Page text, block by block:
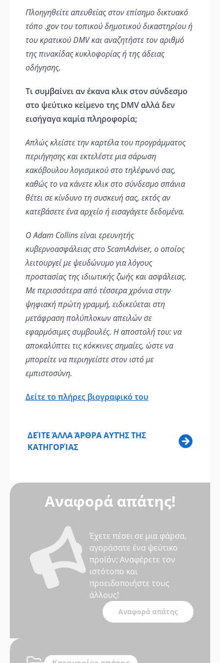
Πλοηγηθείτε απευθείας στον επίσημο δικτυακό
τόπο .gov του τοπικού δημοτικού δικαστηρίου ή
του κρατικού DMV και αναζητήστε τον αριθμό
της πινακίδας κυκλοφορίας ή της άδειας
οδήγησης.
Τι συμβαίνει αν έκανα κλικ στον σύνδεσμο
στο ψεύτικο κείμενο της DMV αλλά δεν
εισήγαγα καμία πληροφορία;
Απλώς κλείστε την καρτέλα του προγράμματος
περιήγησης και εκτελέστε μια σάρωση
κακόβουλου λογισμικού στο τηλέφωνό σας,
καθώς το να κάνετε κλικ στο σύνδεσμο σπάνια
θέτει σε κίνδυνο τη συσκευή σας, εκτός αν
κατεβάσετε ένα αρχείο ή εισαγάγετε δεδομένα.
Ο Adam Collins είναι ερευνητής
κυβερνοασφάλειας στο ScamAdviser, ο οποίος
λειτουργεί με ψευδώνυμο για λόγους
προστασίας της ιδιωτικής ζωής και ασφάλειας.
Με περισσότερα από τέσσερα χρόνια στην
ψηφιακή πρώτη γραμμή, ειδικεύεται στη
μετάφραση πολύπλοκων απειλών σε
εφαρμόσιμες συμβουλές. Η αποστολή του: να
αποκαλύπτει τις κόκκινες σημαίες, ώστε να
μπορείτε να περιηγείστε στον ιστό με
εμπιστοσύνη.
Δείτε το πλήρες βιογραφικό του
ΔΕΊΤΕ ΆΛΛΑ ΆΡΘΡΑ ΑΥΤΉΣ ΤΗΣ
ΚΑΤΗΓΟΡΊΑΣ
Αναφορά απάτης!
Έχετε πέσει σε μια φάρσα,
αγοράσατε ένα ψεύτικο
προϊόν; Αναφέρετε τον
ιστότοπο και
προειδοποιήστε τους
άλλους!
Αναφορά απάτης